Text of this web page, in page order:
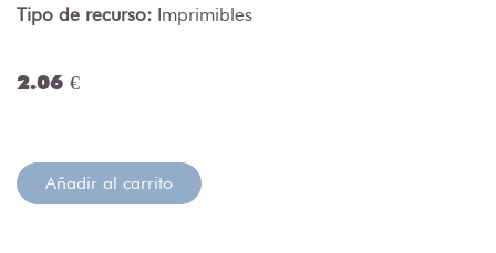
Tipo de recurso: Imprimibles
2.06 €
Añadir al carrito